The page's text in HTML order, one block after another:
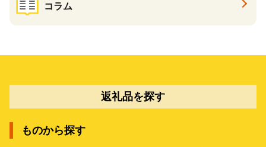
コラム
返礼品を探す
ものから探す